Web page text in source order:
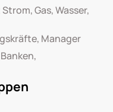
Gas, Wasser,
Manager